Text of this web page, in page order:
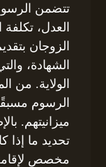
تتضمن الرسوم
العدل،
الزوجان
الشهادة،
الولاية. من
الرسوم
ميزانيتهم.
تحديد ما
مخصص